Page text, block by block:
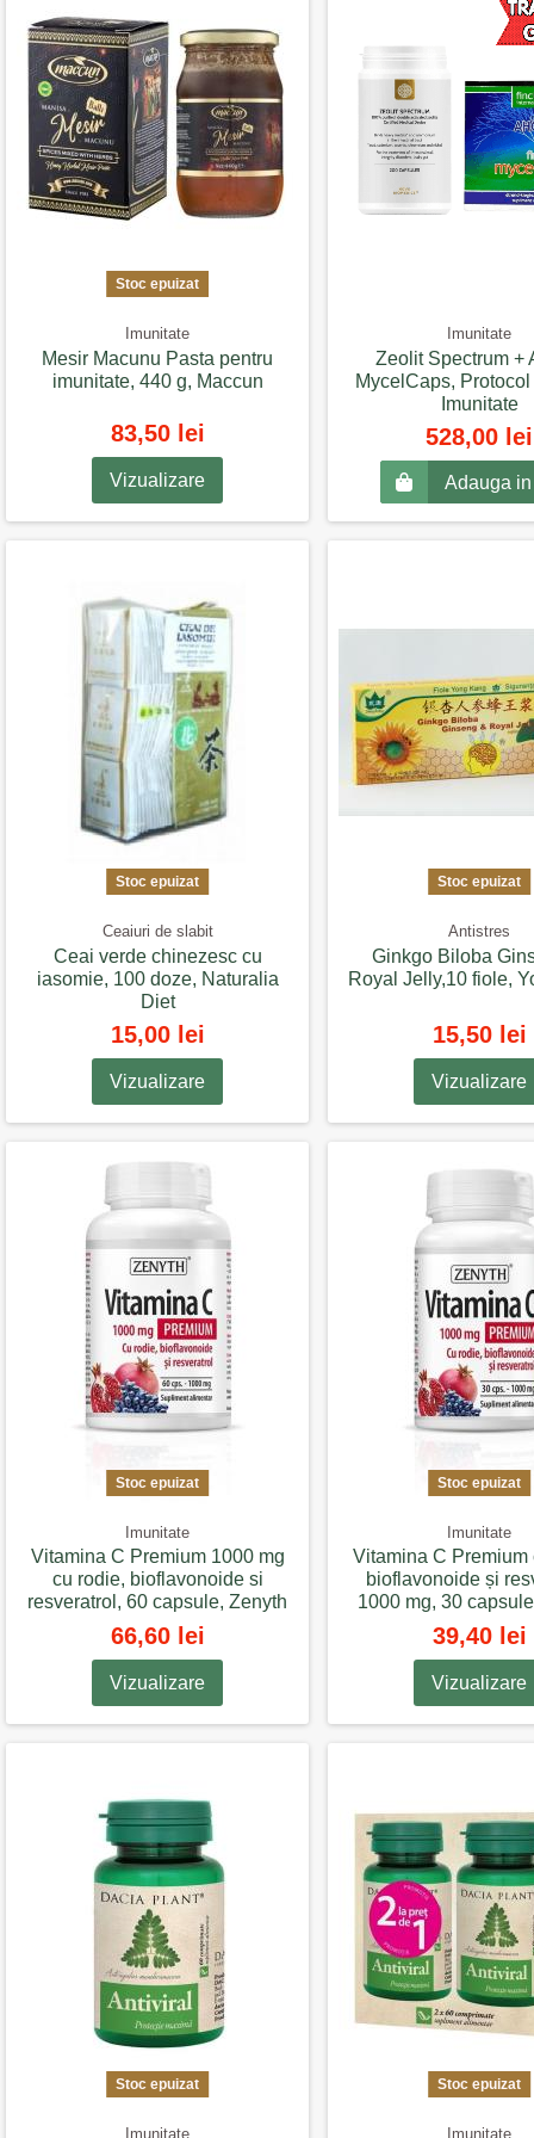
Stoc epuizat
Imunitate
Mesir Macunu Pasta pentru
imunitate, 440 g, Maccun
83,50 lei
Vizualizare
Imunitate
Zeolit Spectrum +
MycelCaps,
Imunitate
528,00 lei
Adauga
Stoc epuizat
Ceaiuri de slabit
Ceai verde chinezesc cu
iasomie, 100 doze, Naturalia
Diet
15,00 lei
Vizualizare
Stoc epuizat
Antistres
Ginkgo Biloba
Royal Jelly,10 fiole,
15,50 lei
Vizualizare
Stoc epuizat
Imunitate
Vitamina C Premium 1000 mg
cu rodie, bioflavonoide si
resveratrol, 60 capsule, Zenyth
66,60 lei
Vizualizare
Stoc epuizat
Imunitate
Vitamina C Premium
bioflavonoide și
1000 mg, 30
39,40 lei
Vizualizare
Stoc epuizat
Imunitate
Stoc epuizat
Imunitate